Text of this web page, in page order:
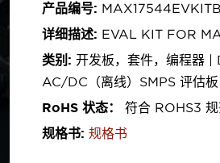
产品编号:
详细描述: EVAL KIT FOR
类别: 开发板，套件，编程器
AC/DC（离线）SMPS 评估板
RoHS 状态：
符合 ROHS3
规格书: 规格书